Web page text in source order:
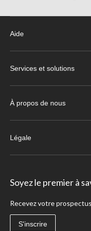
Aide
Services et solutions
À propos de nous
Légale
Soyez le premier à
Recevez votre
S'inscrire